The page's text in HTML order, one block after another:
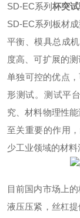
SD-EC系列 杯突
SD-EC系列板材
平衡、模具总成
度高、可扩展的
单独可控的优点
形测试。测试平
究、材料物理性
至关重要的作用
少工业领域的材
目前国内市场上
液压压紧，丝杠